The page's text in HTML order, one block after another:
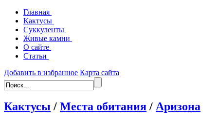
Главная
Кактусы
Суккуленты
Живые камни
О сайте
Статьи
Добавить в избранное Карта сайта
Кактусы / Места обитания / Аризона